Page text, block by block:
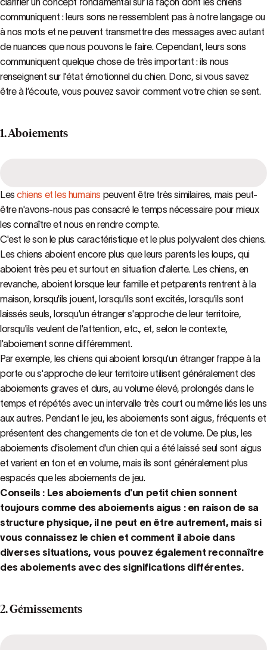
communiquent : leurs sons ne ressemblent pas à notre langage ou
à nos mots et ne peuvent transmettre des messages avec autant
de nuances que nous pouvons le faire. Cependant, leurs sons
communiquent quelque chose de très important : ils nous
renseignent sur l'état émotionnel du chien. Donc, si vous savez
être à l’écoute, vous pouvez savoir comment votre chien se sent.
1. Aboiements
Leschiens et les humains peuvent être très similaires, mais peut-
être n'avons-nous pas consacré le temps nécessaire pour mieux
les connaître et nous en rendre compte.
C'est le son le plus caractéristique et le plus polyvalent des chiens.
Les chiens aboient encore plus que leurs parents les loups, qui
aboient très peu et surtout en situation d'alerte. Les chiens, en
revanche, aboient lorsque leur famille et petparents rentrent à la
maison, lorsqu'ils jouent, lorsqu'ils sont excités, lorsqu'ils sont
laissés seuls, lorsqu'un étranger s'approche de leur territoire,
lorsqu'ils veulent de l'attention, etc., et, selon le contexte,
l'aboiement sonne différemment.
Par exemple, les chiens qui aboient lorsqu'un étranger frappe à la
porte ou s'approche de leur territoire utilisent généralement des
aboiements graves et durs, au volume élevé, prolongés dans le
temps et répétés avec un intervalle très court ou même liés les uns
aux autres. Pendant le jeu, les aboiements sont aigus, fréquents et
présentent des changements de ton et de volume. De plus, les
aboiements d'isolement d'un chien qui a été laissé seul sont aigus
et varient en ton et en volume, mais ils sont généralement plus
espacés que les aboiements de jeu.
Conseils : Les aboiements d'un petit chien sonnent
toujours comme des aboiements aigus : en raison de sa
structure physique, il ne peut en être autrement, mais si
vous connaissez le chien et comment il aboie dans
diverses situations, vous pouvez également reconnaître
des aboiements avec des significations différentes.
2. Gémissements